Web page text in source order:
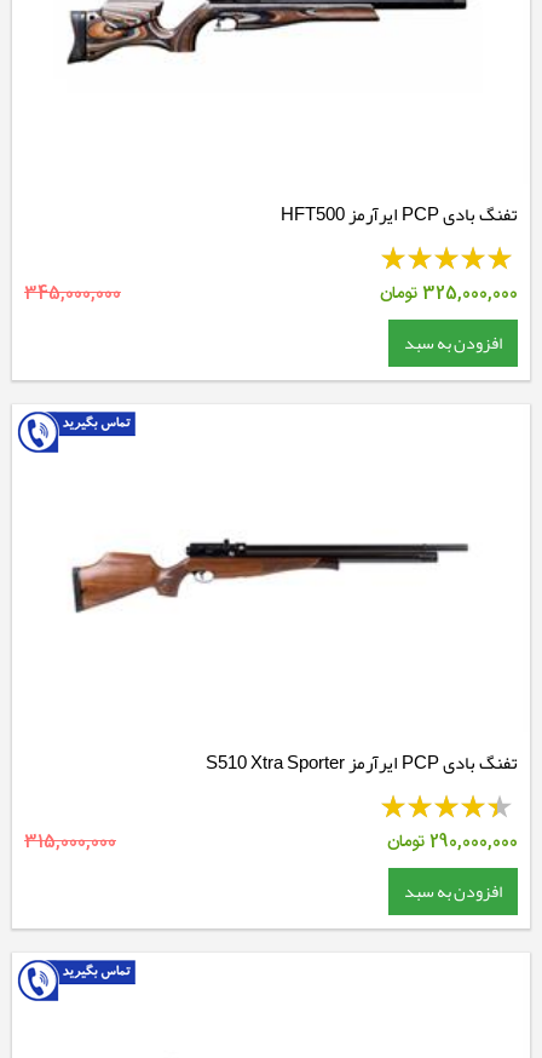
تفنگ بادی PCP ایرآرمز HFT500
325,000,000تومان 345,000,000
افزودن به سبد
تفنگ بادی PCP ایرآرمز S510 Xtra Sporter
290,000,000تومان 315,000,000
افزودن به سبد